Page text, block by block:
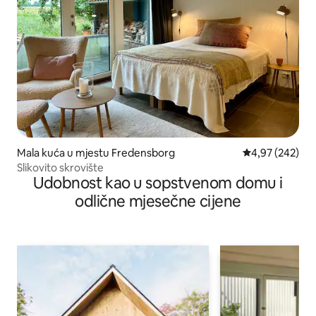
Mala kuća u mjestu Fredensborg prosječna
4,97 (242)
Slikovito skrovište
Udobnost kao u sopstvenom domu i
odlične mjesečne cijene